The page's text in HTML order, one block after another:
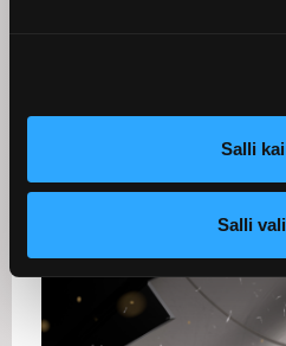
Salli
Salli